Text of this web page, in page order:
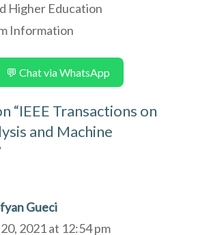
Higher Education
Information
💬 Chat via WhatsApp
“IEEE Transactions on
and Machine
Gueci
2021 at 12:54 pm